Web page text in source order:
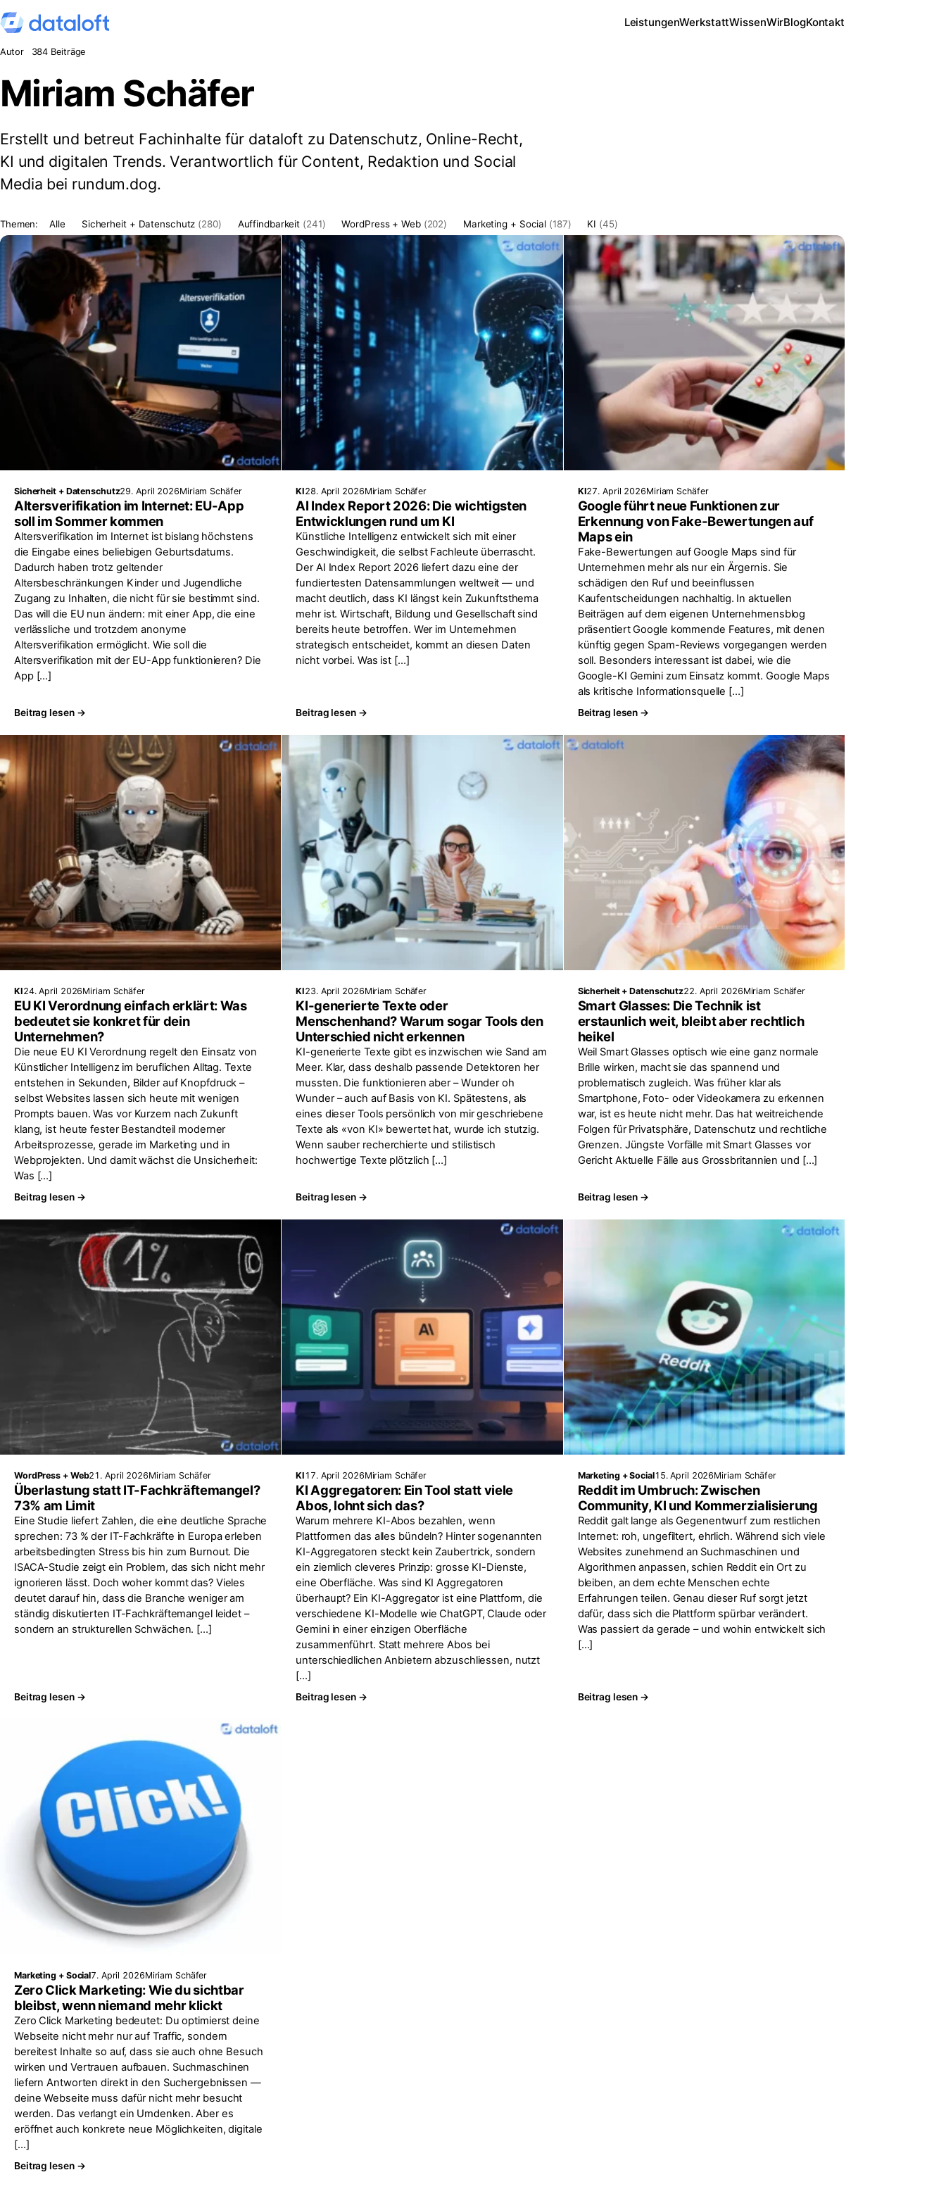
Zum Inhalt springen
LeistungenWerkstattWissenWirBlogKontakt
Autor 384 Beiträge
Miriam Schäfer
Erstellt und betreut Fachinhalte für dataloft zu Datenschutz, Online-Recht,
KI und digitalen Trends. Verantwortlich für Content, Redaktion und Social
Media bei rundum.dog.
Themen: Alle Sicherheit + Datenschutz (280) Auffindbarkeit (241) WordPress + Web (202) Marketing + Social (187) KI (45)
Sicherheit + Datenschutz29. April 2026Miriam Schäfer
Altersverifikation im Internet: EU-App
soll im Sommer kommen
Altersverifikation im Internet ist bislang höchstens
die Eingabe eines beliebigen Geburtsdatums.
Dadurch haben trotz geltender
Altersbeschränkungen Kinder und Jugendliche
Zugang zu Inhalten, die nicht für sie bestimmt sind.
Das will die EU nun ändern: mit einer App, die eine
verlässliche und trotzdem anonyme
Altersverifikation ermöglicht. Wie soll die
Altersverifikation mit der EU-App funktionieren? Die
App […]
Beitrag lesen →
KI28. April 2026Miriam Schäfer
AI Index Report 2026: Die wichtigsten
Entwicklungen rund um KI
Künstliche Intelligenz entwickelt sich mit einer
Geschwindigkeit, die selbst Fachleute überrascht.
Der AI Index Report 2026 liefert dazu eine der
fundiertesten Datensammlungen weltweit — und
macht deutlich, dass KI längst kein Zukunftsthema
mehr ist. Wirtschaft, Bildung und Gesellschaft sind
bereits heute betroffen. Wer im Unternehmen
strategisch entscheidet, kommt an diesen Daten
nicht vorbei. Was ist […]
Beitrag lesen →
KI27. April 2026Miriam Schäfer
Google führt neue Funktionen zur
Erkennung von Fake-Bewertungen auf
Maps ein
Fake-Bewertungen auf Google Maps sind für
Unternehmen mehr als nur ein Ärgernis. Sie
schädigen den Ruf und beeinflussen
Kaufentscheidungen nachhaltig. In aktuellen
Beiträgen auf dem eigenen Unternehmensblog
präsentiert Google kommende Features, mit denen
künftig gegen Spam-Reviews vorgegangen werden
soll. Besonders interessant ist dabei, wie die
Google-KI Gemini zum Einsatz kommt. Google Maps
als kritische Informationsquelle […]
Beitrag lesen →
KI24. April 2026Miriam Schäfer
EU KI Verordnung einfach erklärt: Was
bedeutet sie konkret für dein
Unternehmen?
Die neue EU KI Verordnung regelt den Einsatz von
Künstlicher Intelligenz im beruflichen Alltag. Texte
entstehen in Sekunden, Bilder auf Knopfdruck –
selbst Websites lassen sich heute mit wenigen
Prompts bauen. Was vor Kurzem nach Zukunft
klang, ist heute fester Bestandteil moderner
Arbeitsprozesse, gerade im Marketing und in
Webprojekten. Und damit wächst die Unsicherheit:
Was […]
Beitrag lesen →
KI23. April 2026Miriam Schäfer
KI-generierte Texte oder
Menschenhand? Warum sogar Tools den
Unterschied nicht erkennen
KI-generierte Texte gibt es inzwischen wie Sand am
Meer. Klar, dass deshalb passende Detektoren her
mussten. Die funktionieren aber – Wunder oh
Wunder – auch auf Basis von KI. Spätestens, als
eines dieser Tools persönlich von mir geschriebene
Texte als «von KI» bewertet hat, wurde ich stutzig.
Wenn sauber recherchierte und stilistisch
hochwertige Texte plötzlich […]
Beitrag lesen →
Sicherheit + Datenschutz22. April 2026Miriam Schäfer
Smart Glasses: Die Technik ist
erstaunlich weit, bleibt aber rechtlich
heikel
Weil Smart Glasses optisch wie eine ganz normale
Brille wirken, macht sie das spannend und
problematisch zugleich. Was früher klar als
Smartphone, Foto- oder Videokamera zu erkennen
war, ist es heute nicht mehr. Das hat weitreichende
Folgen für Privatsphäre, Datenschutz und rechtliche
Grenzen. Jüngste Vorfälle mit Smart Glasses vor
Gericht Aktuelle Fälle aus Grossbritannien und […]
Beitrag lesen →
WordPress + Web21. April 2026Miriam Schäfer
Überlastung statt IT-Fachkräftemangel?
73% am Limit
Eine Studie liefert Zahlen, die eine deutliche Sprache
sprechen: 73 % der IT-Fachkräfte in Europa erleben
arbeitsbedingten Stress bis hin zum Burnout. Die
ISACA-Studie zeigt ein Problem, das sich nicht mehr
ignorieren lässt. Doch woher kommt das? Vieles
deutet darauf hin, dass die Branche weniger am
ständig diskutierten IT-Fachkräftemangel leidet –
sondern an strukturellen Schwächen. […]
Beitrag lesen →
KI 17. April 2026Miriam Schäfer
KI Aggregatoren: Ein Tool statt viele
Abos, lohnt sich das?
Warum mehrere KI-Abos bezahlen, wenn
Plattformen das alles bündeln? Hinter sogenannten
KI-Aggregatoren steckt kein Zaubertrick, sondern
ein ziemlich cleveres Prinzip: grosse KI-Dienste,
eine Oberfläche. Was sind KI Aggregatoren
überhaupt? Ein KI-Aggregator ist eine Plattform, die
verschiedene KI-Modelle wie ChatGPT, Claude oder
Gemini in einer einzigen Oberfläche
zusammenführt. Statt mehrere Abos bei
unterschiedlichen Anbietern abzuschliessen, nutzt
[…]
Beitrag lesen →
Marketing + Social15. April 2026Miriam Schäfer
Reddit im Umbruch: Zwischen
Community, KI und Kommerzialisierung
Reddit galt lange als Gegenentwurf zum restlichen
Internet: roh, ungefiltert, ehrlich. Während sich viele
Websites zunehmend an Suchmaschinen und
Algorithmen anpassen, schien Reddit ein Ort zu
bleiben, an dem echte Menschen echte
Erfahrungen teilen. Genau dieser Ruf sorgt jetzt
dafür, dass sich die Plattform spürbar verändert.
Was passiert da gerade – und wohin entwickelt sich
[…]
Beitrag lesen →
Marketing + Social7. April 2026Miriam Schäfer
Zero Click Marketing: Wie du sichtbar
bleibst, wenn niemand mehr klickt
Zero Click Marketing bedeutet: Du optimierst deine
Webseite nicht mehr nur auf Traffic, sondern
bereitest Inhalte so auf, dass sie auch ohne Besuch
wirken und Vertrauen aufbauen. Suchmaschinen
liefern Antworten direkt in den Suchergebnissen —
deine Webseite muss dafür nicht mehr besucht
werden. Das verlangt ein Umdenken. Aber es
eröffnet auch konkrete neue Möglichkeiten, digitale
[…]
Beitrag lesen →